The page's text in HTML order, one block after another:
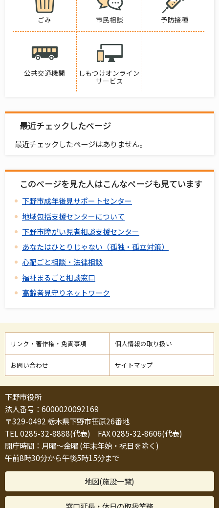
ごみ 市民相談 予防接種
公共交通機関
しもつけオンライン
サービス
最近チェックしたページ
最近チェックしたページはありません。
このページを見た人はこんなページも見ています
下野市成年後見サポートセンター
地域包括支援センターについて
下野市障がい児者相談支援センター
あなたはひとりじゃない（孤独・孤立対策）
心配ごと相談・法律相談
福祉まるごと相談窓口
高齢者見守りネットワーク
リンク・著作権・免責事項 個人情報の取り扱い
お問い合わせ サイトマップ
下野市役所
法人番号：6000020092169
〒329-0492 栃木県下野市笹原26番地
TEL 0285-32-8888(代表) FAX 0285-32-8606(代表)
開庁時間：月曜～金曜 (年末年始・祝日を除く)
午前8時30分から午後5時15分まで
地図(施設一覧)